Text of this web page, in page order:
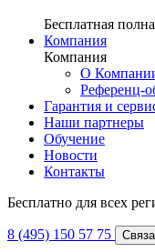
Бесплатная
Компания
Компания
О
Референц-
Гарантия и
Наши партнеры
Обучение
Новости
Контакты
Бесплатно для всех
8 (495) 150 57 75